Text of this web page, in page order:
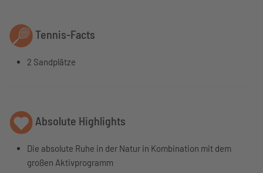
Tennis-Facts
2 Sandplätze
Absolute Highlights
Die absolute Ruhe in der Natur in Kombination mit dem
großen Aktivprogramm